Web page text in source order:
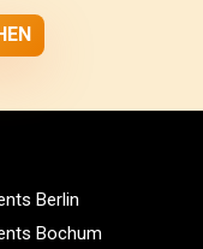
Berlin
Bochum